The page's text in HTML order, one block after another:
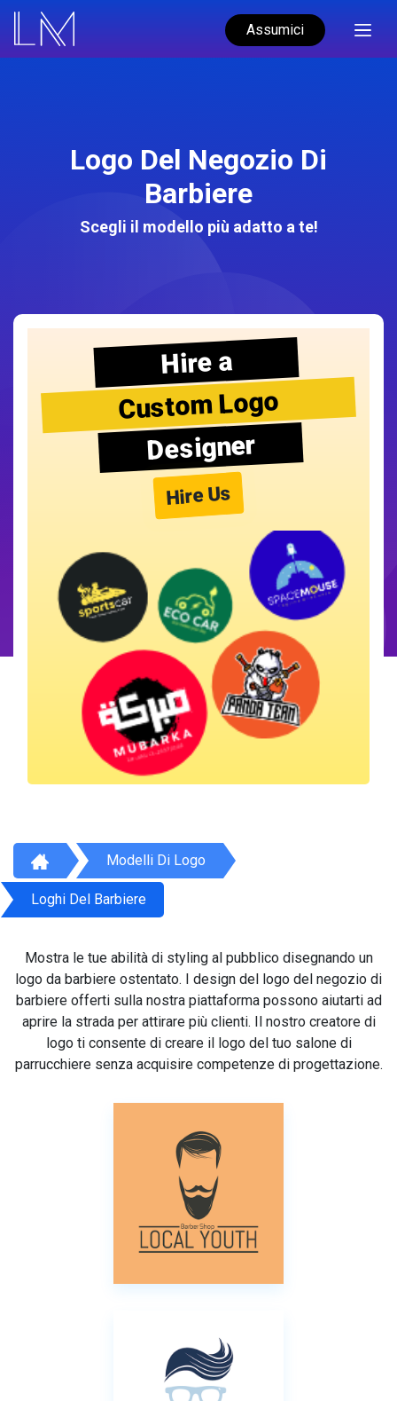
Assumici
Logo Del Negozio Di
Barbiere
Scegli il modello più adatto a te!
Hire a
Custom Logo
Designer
Hire Us
Modelli Di Logo
Loghi Del Barbiere
Mostra le tue abilità di styling al pubblico disegnando un
logo da barbiere ostentato. I design del logo del negozio di
barbiere offerti sulla nostra piattaforma possono aiutarti ad
aprire la strada per attirare più clienti. Il nostro creatore di
logo ti consente di creare il logo del tuo salone di
parrucchiere senza acquisire competenze di progettazione.